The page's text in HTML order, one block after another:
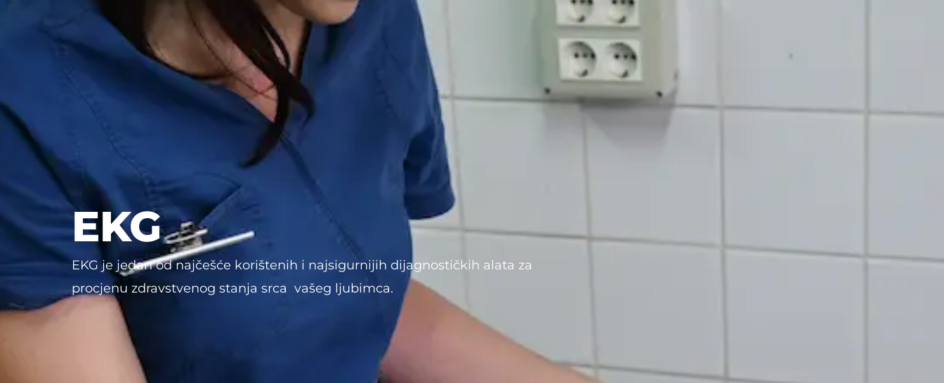
EKG
EKG je jedan od najčešće korištenih i najsigurnijih dijagnostičkih alata za
procjenu zdravstvenog stanja srca vašeg ljubimca.